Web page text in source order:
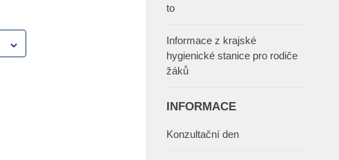
to
Informace z krajské
hygienické stanice pro rodiče
žáků
INFORMACE
Konzultační den